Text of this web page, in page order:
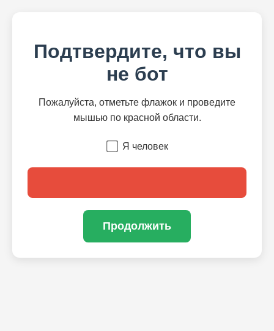
Подтвердите, что вы
не бот
Пожалуйста, отметьте флажок и проведите
мышью по красной области.
Я человек
Продолжить